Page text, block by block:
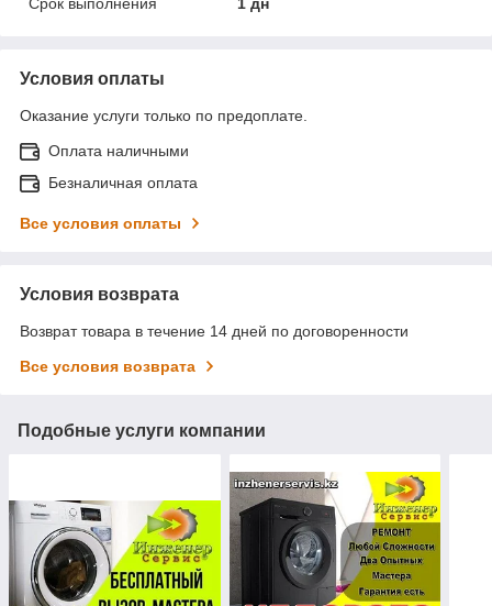
Условия оплаты
Оказание услуги только по предоплате.
Оплата наличными
Безналичная оплата
Все условия оплаты
Условия возврата
Возврат товара в течение 14 дней по договоренности
Все условия возврата
Подобные услуги компании